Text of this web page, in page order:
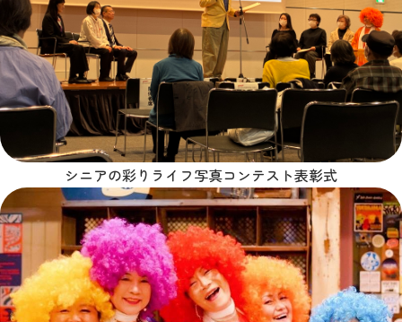
シニアの彩りライフ写真コンテスト表彰式